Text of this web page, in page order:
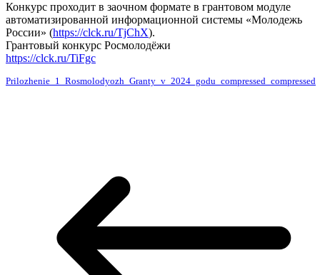
Конкурс проходит в заочном формате в грантовом модуле
автоматизированной информационной системы «Молодежь
России» (https://clck.ru/TjChX).
Грантовый конкурс Росмолодёжи
https://clck.ru/TiFgc
Prilozhenie_1_Rosmolodyozh_Granty_v_2024_godu_compressed_compressed